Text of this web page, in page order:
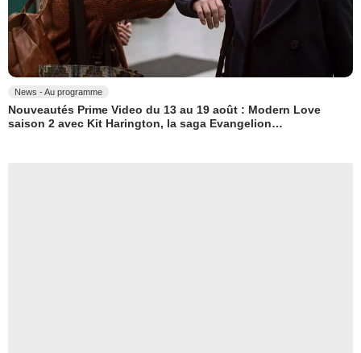
News - Au programme
Nouveautés Prime Video du 13 au 19 août : Modern Love
saison 2 avec Kit Harington, la saga Evangelion…